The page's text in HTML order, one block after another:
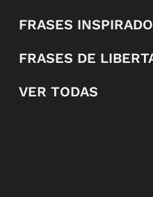
FRASES
FRASES DE
VER TODAS